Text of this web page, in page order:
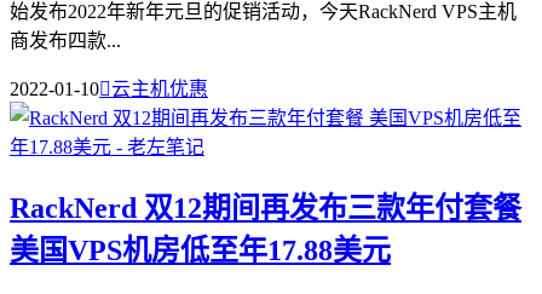
始发布2022年新年元旦的促销活动，今天RackNerd VPS主机
商发布四款...
2022-01-10云主机优惠
RackNerd 双12期间再发布三款年付套餐
美国VPS机房低至年17.88美元